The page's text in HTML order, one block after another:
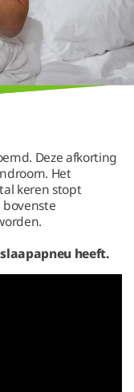
Deze afkorting
Het
keren stopt
heeft.